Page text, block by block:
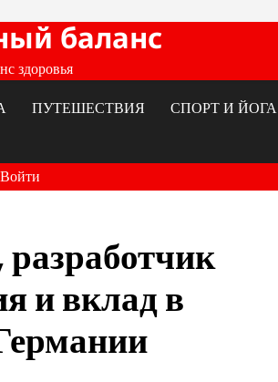
баланс
здоровья
ПУТЕШЕСТВИЯ СПОРТ И ЙОГА
Войти
и вклад в